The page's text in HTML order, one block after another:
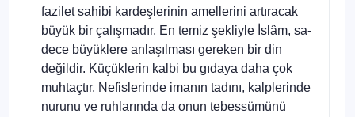
fazilet sahibi kardeşlerinin amellerini artıracak
büyük bir çalışmadır. En temiz şekliyle İslâm, sa­
dece büyüklere anlaşılması gereken bir din
değildir. Küçükle­rin kalbi bu gıdaya daha çok
muhtaçtır. Nefislerinde imanın tadını, kalplerinde
nurunu ve ruhlarında da onun tebessü­münü